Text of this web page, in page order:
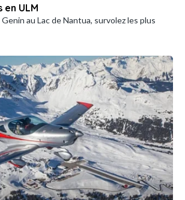
ULM
au Lac de Nantua, survolez les plus